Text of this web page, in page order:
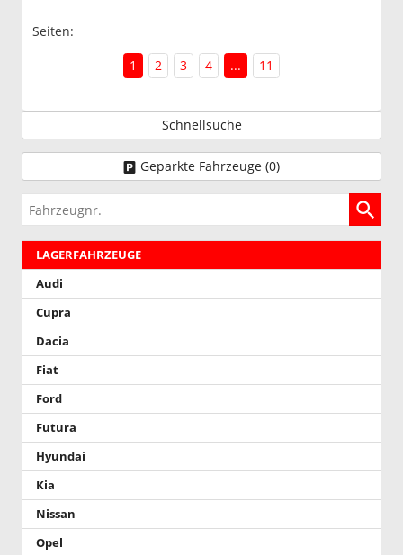
Seiten:
1
2 3 4 ... 11
Schnellsuche
Geparkte Fahrzeuge (0)
Fahrzeugnr.
LAGERFAHRZEUGE
Audi
Cupra
Dacia
Fiat
Ford
Futura
Hyundai
Kia
Nissan
Opel